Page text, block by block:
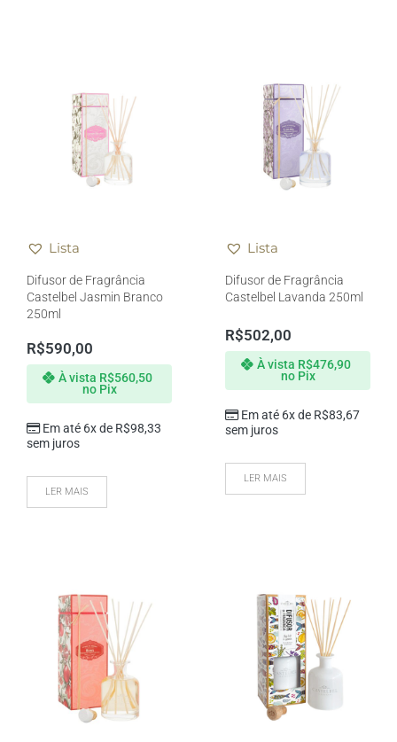
Lista
Difusor de Fragrância
Castelbel Jasmin Branco
250ml
R$590,00
Em até 6x de R$98,33
sem juros
À vista R$560,50
no Pix
LER MAIS
Lista
Difusor de Fragrância
Castelbel Lavanda 250ml
R$502,00
Em até 6x de R$83,67
sem juros
À vista R$476,90
no Pix
LER MAIS